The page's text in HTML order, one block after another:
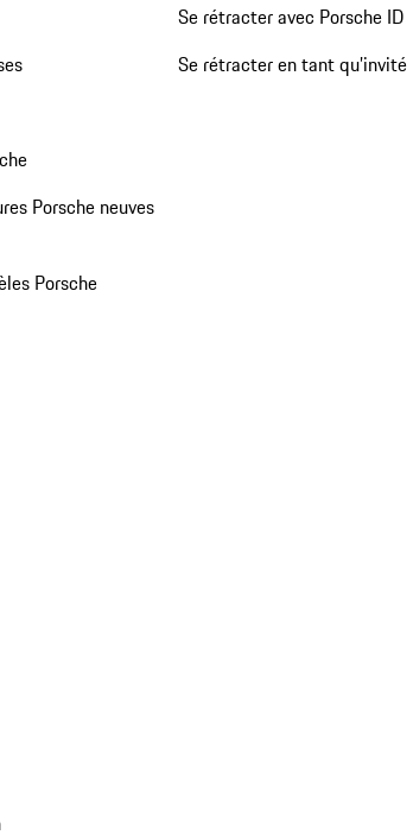
Porsche neuves
Porsche
Se rétracter avec Porsche ID
Se rétracter en tant qu’invité